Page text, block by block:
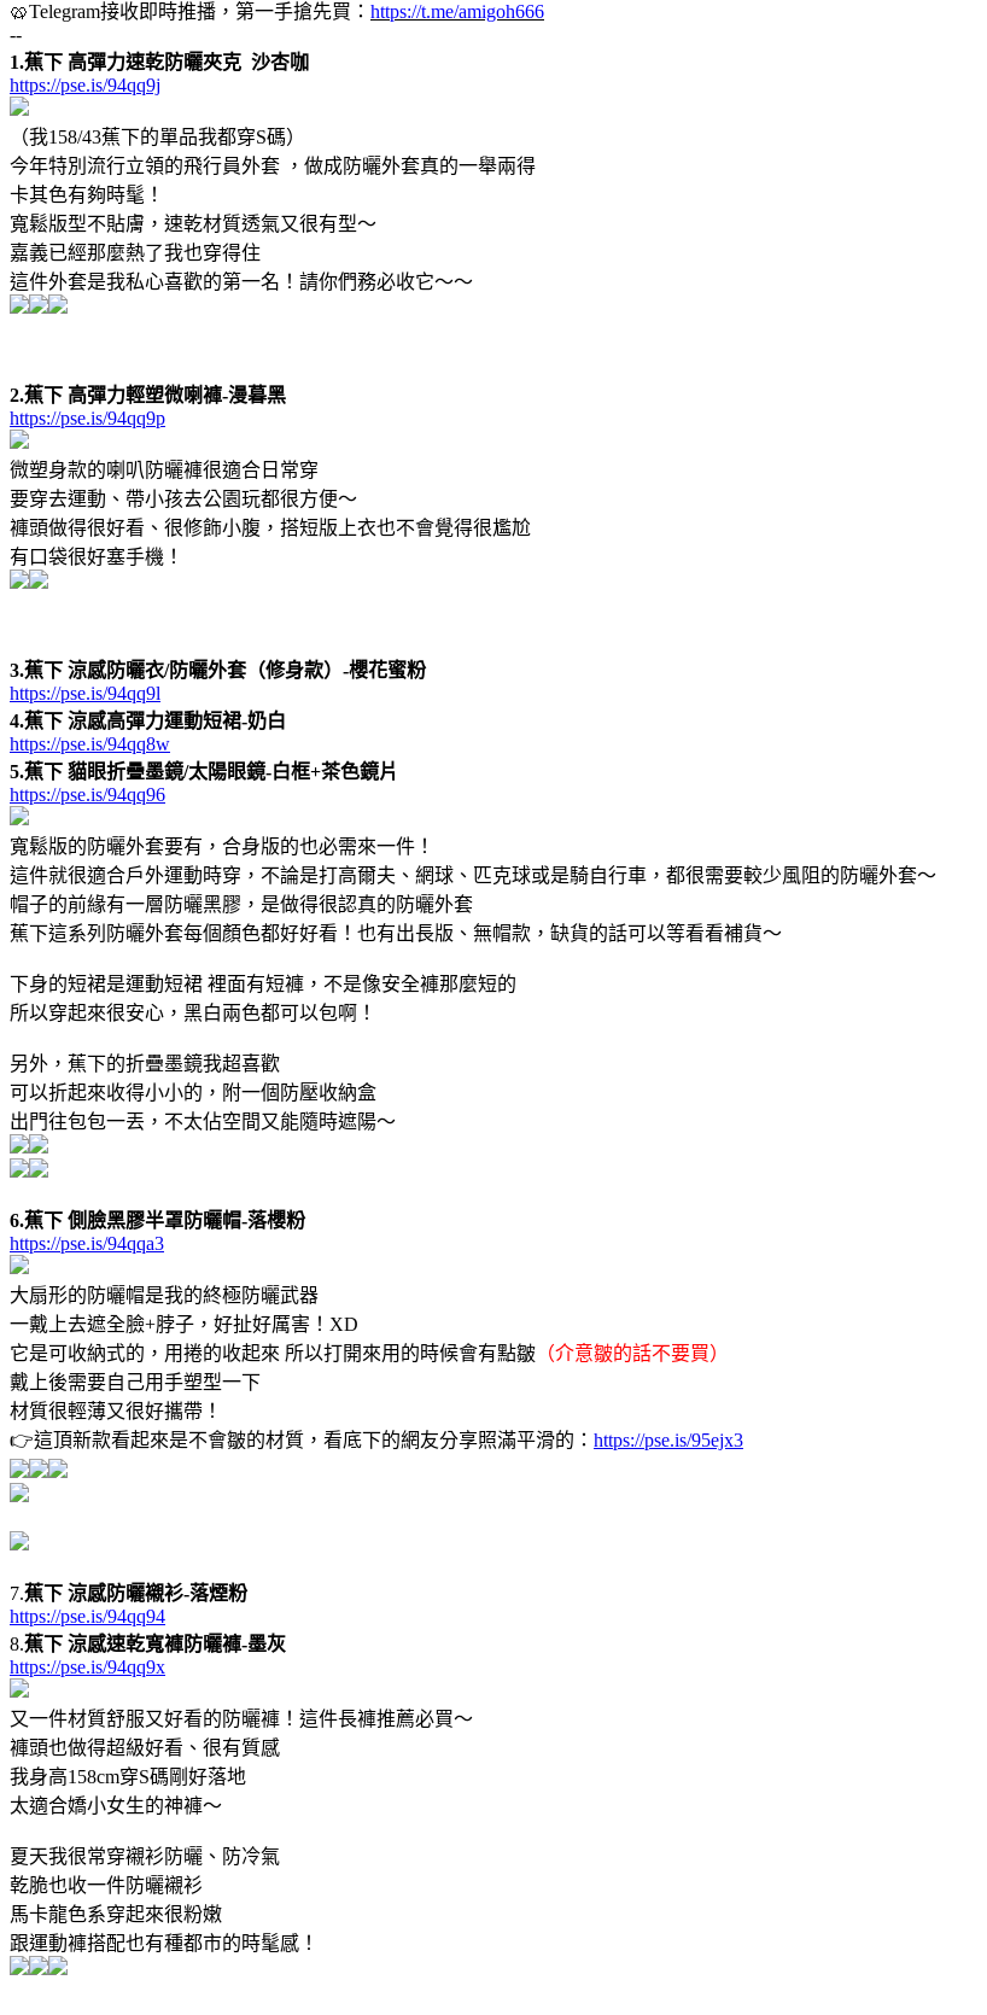
🥨Telegram接收即時推播，第一手搶先買： https://t.me/amigoh666
--
1.蕉下 高彈力速乾防曬夾克 沙杏咖
https://pse.is/94qq9j
（我158/43蕉下的單品我都穿S碼）
今年特別流行立領的飛行員外套 ，做成防曬外套真的一舉兩得
卡其色有夠時髦！
寬鬆版型不貼膚，速乾材質透氣又很有型～
嘉義已經那麼熱了我也穿得住
這件外套是我私心喜歡的第一名！請你們務必收它～～
2.蕉下 高彈力輕塑微喇褲-漫暮黑
https://pse.is/94qq9p
微塑身款的喇叭防曬褲很適合日常穿
要穿去運動、帶小孩去公園玩都很方便～
褲頭做得很好看、很修飾小腹，搭短版上衣也不會覺得很尷尬
有口袋很好塞手機！
3.蕉下 涼感防曬衣/防曬外套（修身款）-櫻花蜜粉
https://pse.is/94qq9l
4.蕉下 涼感高彈力運動短裙-奶白
https://pse.is/94qq8w
5.蕉下 貓眼折疊墨鏡/太陽眼鏡-白框+茶色鏡片
https://pse.is/94qq96
寬鬆版的防曬外套要有，合身版的也必需來一件！
這件就很適合戶外運動時穿，不論是打高爾夫、網球、匹克球或是騎自行車，都很需要較少風阻的防曬外套～
帽子的前緣有一層防曬黑膠，是做得很認真的防曬外套
蕉下這系列防曬外套每個顏色都好好看！也有出長版、無帽款，缺貨的話可以等看看補貨～
下身的短裙是運動短裙 裡面有短褲，不是像安全褲那麼短的
所以穿起來很安心，黑白兩色都可以包啊！
另外，蕉下的折疊墨鏡我超喜歡
可以折起來收得小小的，附一個防壓收納盒
出門往包包一丟，不太佔空間又能隨時遮陽～
6.蕉下 側臉黑膠半罩防曬帽-落櫻粉
https://pse.is/94qqa3
大扇形的防曬帽是我的終極防曬武器
一戴上去遮全臉+脖子，好扯好厲害！XD
它是可收納式的，用捲的收起來 所以打開來用的時候會有點皺 （介意皺的話不要買）
戴上後需要自己用手塑型一下
材質很輕薄又很好攜帶！
👉這頂新款看起來是不會皺的材質，看底下的網友分享照滿平滑的： https://pse.is/95ejx3
7.蕉下 涼感防曬襯衫-落煙粉
https://pse.is/94qq94
8.蕉下 涼感速乾寬褲防曬褲-墨灰
https://pse.is/94qq9x
又一件材質舒服又好看的防曬褲！這件長褲推薦必買～
褲頭也做得超級好看、很有質感
我身高158cm穿S碼剛好落地
太適合嬌小女生的神褲～
夏天我很常穿襯衫防曬、防冷氣
乾脆也收一件防曬襯衫
馬卡龍色系穿起來很粉嫩
跟運動褲搭配也有種都市的時髦感！